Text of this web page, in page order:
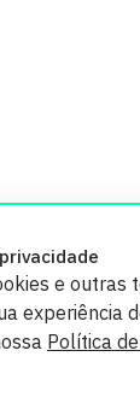
e outras
experiência
Política